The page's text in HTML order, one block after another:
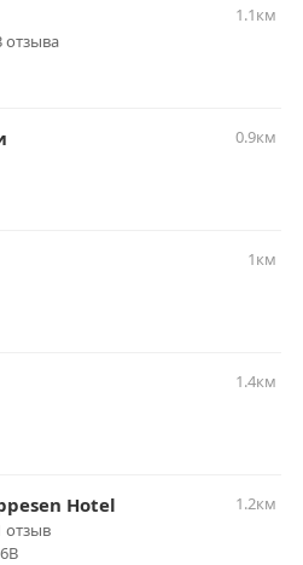
1.1км
отзыва
0.9км
1км
1.4км
Hotel
1.2км
отзыв